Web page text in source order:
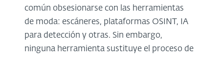
común obsesionarse con las herramientas
de moda: escáneres, plataformas OSINT, IA
para detección y otras. Sin embargo,
ninguna herramienta sustituye el proceso de